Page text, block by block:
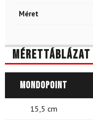
Méret
Mérettáblázat
Mondopoint
15,5 cm